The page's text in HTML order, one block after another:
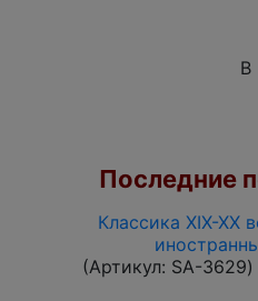
В
Последние
Классика XIX-XX
(Артикул: SA-3629)